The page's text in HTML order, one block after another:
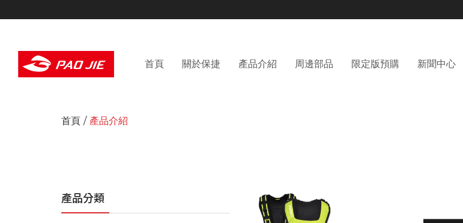
首頁 關於保捷 產品介紹 周邊部品 限定版預購 新聞中心
首頁 產品介紹
產品分類